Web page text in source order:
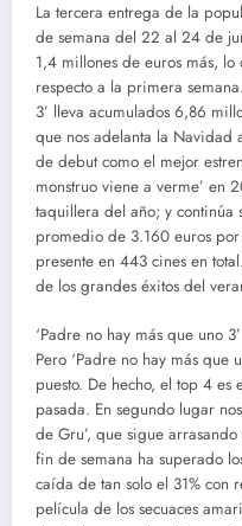
La tercera entrega de la
de semana del 22 al 24 de
1,4 millones de euros más,
respecto a la primera
3’ lleva acumulados 6,86
que nos adelanta la Navidad
de debut como el mejor
monstruo viene a verme’ en
taquillera del año; y continúa
promedio de 3.160 euros
presente en 443 cines en
de los grandes éxitos del
‘Padre no hay más que uno 3’
Pero ‘Padre no hay más que
puesto. De hecho, el top 4 es
pasada. En segundo lugar
de Gru’, que sigue
fin de semana ha superado
caída de tan solo el 31% con
película de los secuaces